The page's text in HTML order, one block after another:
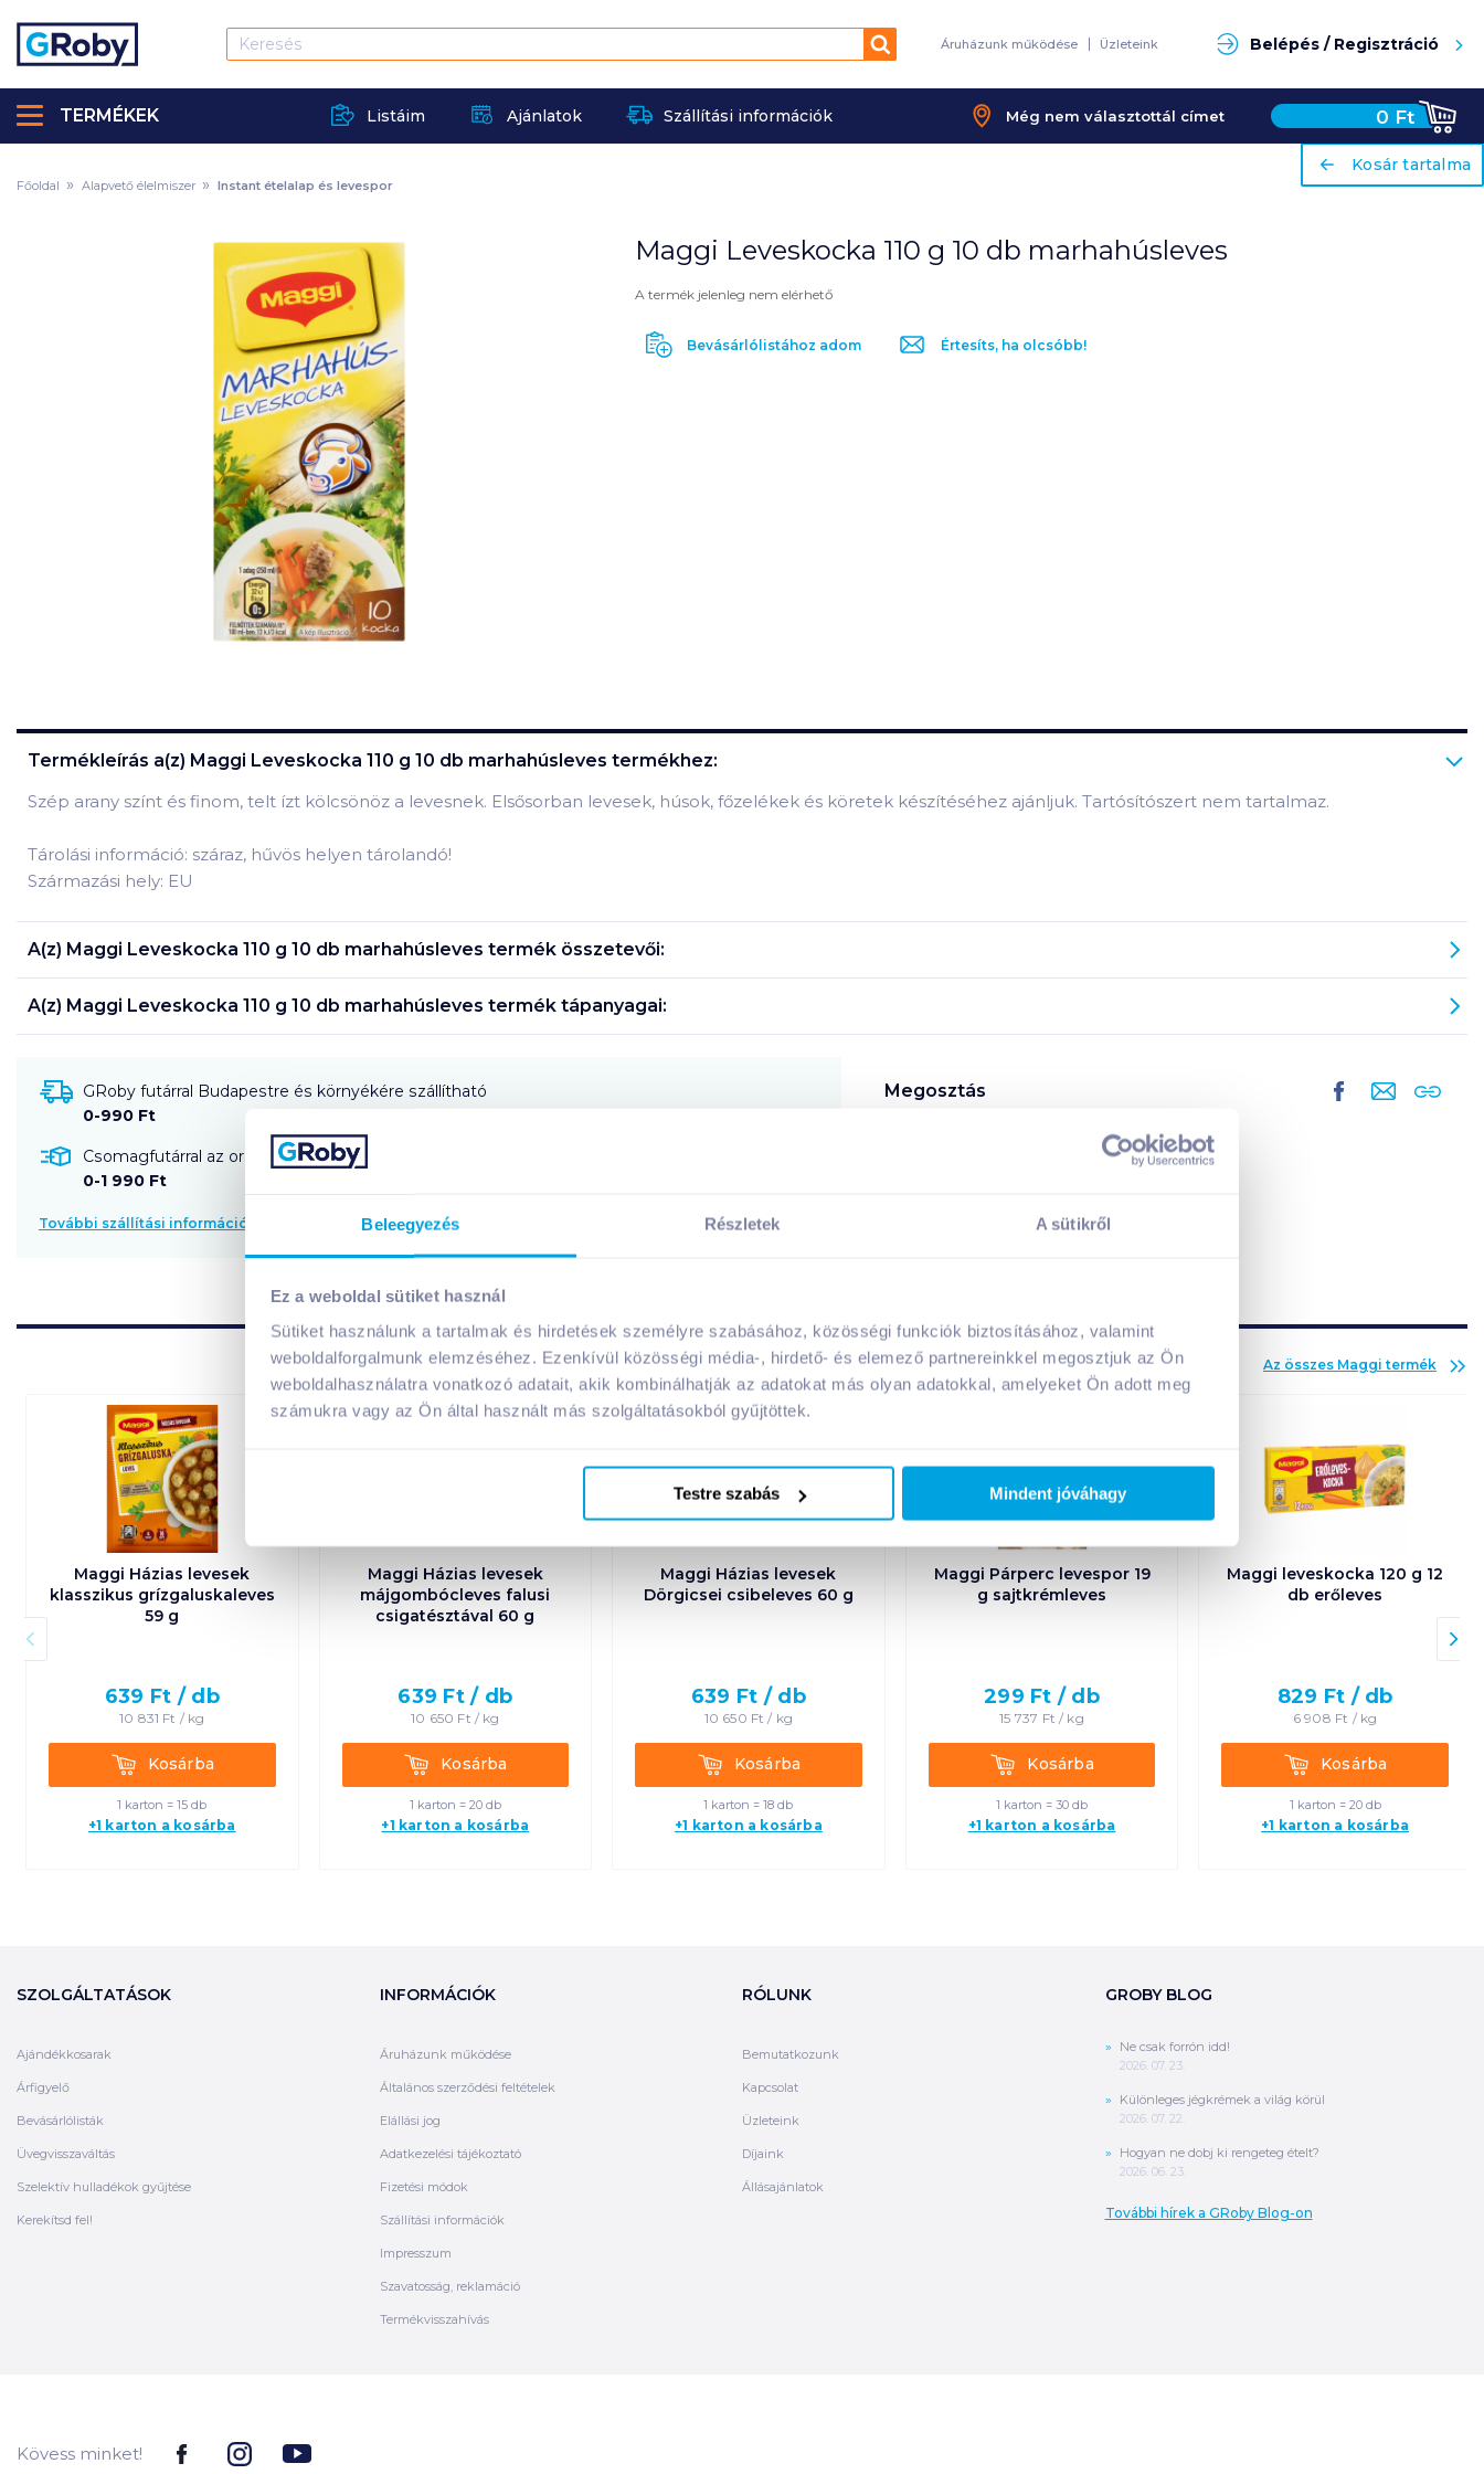
Beleegyezés Részletek A sütikről
Ez a weboldal sütiket használ
Sütiket használunk a tartalmak és hirdetések személyre szabásához, közösségi funkciók biztosításához, valamint
weboldalforgalmunk elemzéséhez. Ezenkívül közösségi média-, hirdető- és elemező partnereinkkel megosztjuk az Ön
weboldalhasználatra vonatkozó adatait, akik kombinálhatják az adatokat más olyan adatokkal, amelyeket Ön adott meg
számukra vagy az Ön által használt más szolgáltatásokból gyűjtöttek.
Testre szabás Mindent jóváhagy
Keresés Áruházunk működése Üzleteink Belépés / Regisztráció
Listáim Ajánlatok Szállítási információk Még nem választottál címet 0 Ft
TERMÉKEK
ariaLabel
Kosár tartalma
Adj hozzá termékeket!
Főoldal Alapvető élelmiszer Instant ételalap és levespor
Maggi Leveskocka 110 g 10 db marhahúsleves
A termék jelenleg nem elérhető
Bevásárlólistához adom Értesíts, ha olcsóbb!
Termékleírás a(z) Maggi Leveskocka 110 g 10 db marhahúsleves termékhez:
Szép arany színt és finom, telt ízt kölcsönöz a levesnek. Elsősorban levesek, húsok, főzelékek és köretek készítéséhez ajánljuk. Tartósítószert nem tartalmaz.
Tárolási információ: száraz, hűvös helyen tárolandó!
Származási hely: EU
A(z) Maggi Leveskocka 110 g 10 db marhahúsleves termék összetevői:
A(z) Maggi Leveskocka 110 g 10 db marhahúsleves termék tápanyagai:
GRoby futárral Budapestre és környékére szállítható
0-990 Ft
Csomagfutárral az ország egész területére szállítható!
0-1 990 Ft
További szállítási információk
Megosztás
Az összes Maggi termék
Maggi Házias levesek
klasszikus grízgaluskaleves
59 g
639 Ft / db
10 831 Ft / kg
KosárbaKosárba
1 karton = 15 db
+1 karton a kosárba
Maggi Házias levesek
májgombócleves falusi
csigatésztával 60 g
639 Ft / db
10 650 Ft / kg
KosárbaKosárba
1 karton = 20 db
+1 karton a kosárba
Maggi Házias levesek
Dörgicsei csibeleves 60 g
639 Ft / db
10 650 Ft / kg
KosárbaKosárba
1 karton = 18 db
+1 karton a kosárba
Maggi Párperc levespor 19
g sajtkrémleves
299 Ft / db
15 737 Ft / kg
KosárbaKosárba
1 karton = 30 db
+1 karton a kosárba
Maggi leveskocka 120 g 12
db erőleves
829 Ft / db
6 908 Ft / kg
KosárbaKosárba
1 karton = 20 db
+1 karton a kosárba
SZOLGÁLTATÁSOK
Ajándékkosarak
Árfigyelő
Bevásárlólisták
Üvegvisszaváltás
Szelektív hulladékok gyűjtése
Kerekítsd fel!
INFORMÁCIÓK
Áruházunk működése
Általános szerződési feltételek
Elállási jog
Adatkezelési tájékoztató
Fizetési módok
Szállítási információk
Impresszum
Szavatosság, reklamáció
Termékvisszahívás
RÓLUNK
Bemutatkozunk
Kapcsolat
Üzleteink
Díjaink
Állásajánlatok
GROBY BLOG
Ne csak forrón idd!
2026. 07. 23.
Különleges jégkrémek a világ körül
2026. 07. 22.
Hogyan ne dobj ki rengeteg ételt?
2026. 06. 23.
További hírek a GRoby Blog-on
Kövess minket!